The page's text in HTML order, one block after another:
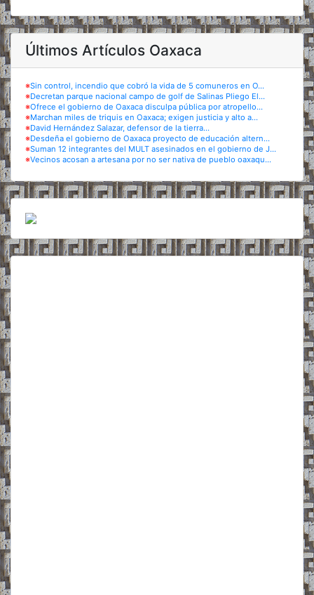
Últimos Artículos Oaxaca
※Sin control, incendio que cobró la vida de 5 comuneros en O...
※Decretan parque nacional campo de golf de Salinas Pliego El...
※Ofrece el gobierno de Oaxaca disculpa pública por atropello...
※Marchan miles de triquis en Oaxaca; exigen justicia y alto a...
※David Hernández Salazar, defensor de la tierra...
※Desdeña el gobierno de Oaxaca proyecto de educación altern...
※Suman 12 integrantes del MULT asesinados en el gobierno de J...
※Vecinos acosan a artesana por no ser nativa de pueblo oaxaqu...